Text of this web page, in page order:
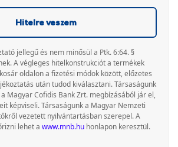
Hitelre veszem
jellegű és nem minősül a Ptk. 6:64. §
A végleges hitelkonstrukciót a termékek
oldalon a fizetési módok között, előzetes
után tudod kiválasztani. Társaságunk
Magyar Cofidis Bank Zrt. megbízásából jár el,
képviseli. Társaságunk a Magyar Nemzeti
vezetett nyilvántartásban szerepel. A
lehet a www.mnb.hu honlapon keresztül.